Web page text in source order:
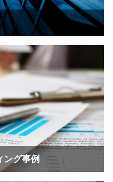
ング事例